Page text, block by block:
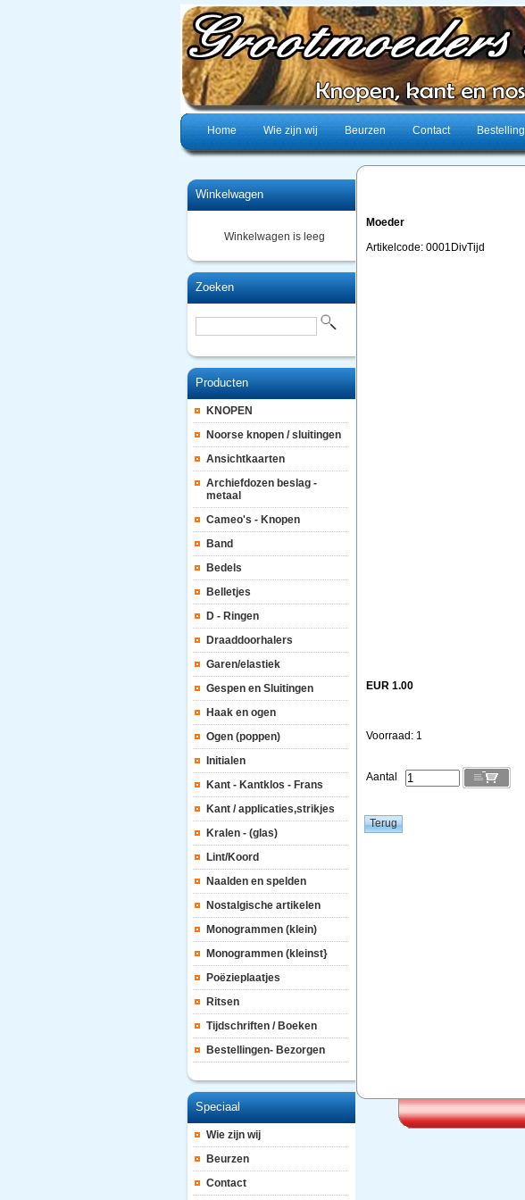
Home Wie zijn wij Beurzen Contact Bestelling
Winkelwagen
Winkelwagen is leeg
Zoeken
Producten
KNOPEN
Noorse knopen / sluitingen
Ansichtkaarten
Archiefdozen beslag -
metaal
Cameo's - Knopen
Band
Bedels
Belletjes
D - Ringen
Draaddoorhalers
Garen/elastiek
Gespen en Sluitingen
Haak en ogen
Ogen (poppen)
Initialen
Kant - Kantklos - Frans
Kant / applicaties,strikjes
Kralen - (glas)
Lint/Koord
Naalden en spelden
Nostalgische artikelen
Monogrammen (klein)
Monogrammen (kleinst}
Poëzieplaatjes
Ritsen
Tijdschriften / Boeken
Bestellingen- Bezorgen
Speciaal
Wie zijn wij
Beurzen
Contact
Moeder
Artikelcode: 0001DivTijd
EUR 1.00
Voorraad: 1
Aantal